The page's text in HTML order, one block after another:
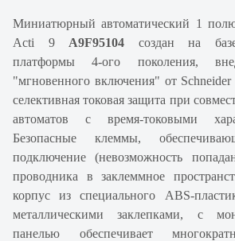
Миниатюрный автоматический 1 полюсный выключатель
Acti 9 A9F95104 создан на базе
платформы 4-ого поколения,
"мгновенного включения" от
селективная токовая защита при
автоматов с время-токовыми
Безопасные клеммы,
подключение (невозможность
проводника в заклеммное
корпус из специального ABS-
металлическими заклепками, с
панелью обеспечивает многократное